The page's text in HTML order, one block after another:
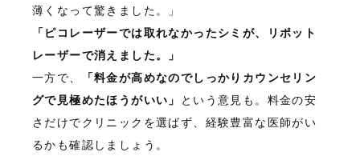
薄くなって驚きました。」
「ピコレーザーでは取れなかったシミが、リポット
レーザーで消えました。」
一方で、
「料金が高めなのでしっかりカウンセリン
グで見極めたほうがいい」 という意見も。料金の安
さだけでクリニックを選ばず、経験豊富な医師がい
るかも確認しましょう。